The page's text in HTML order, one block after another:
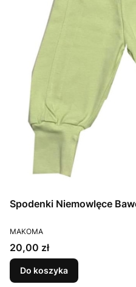
Spodenki Niemowlęce
PRODUCENT
MAKOMA
Cena
20,00 zł
Do koszyka